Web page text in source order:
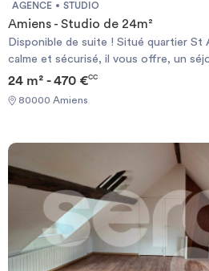
AGENCE STUDIO
Amiens - Studio de 24m²
Disponible de suite ! Situé quartier St
calme et sécurisé, il vous offre, un
cuisine équipée d'une plaque et d'un
bains, des wc, le chauffage est
dispose d'une arrivée à machine à
risques auxquels ce bien est exposé
Géorisque : https://
24 m² - 470 €CC
80000 Amiens